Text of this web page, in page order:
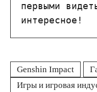
первыми
интересное!
Genshin Impact
Игры и игровая